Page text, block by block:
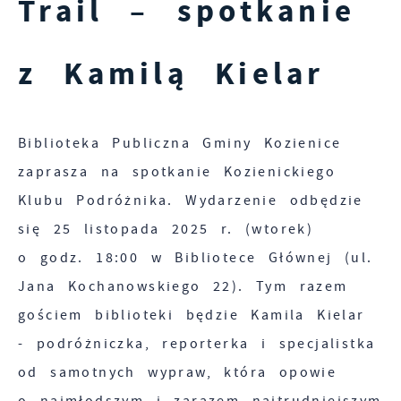
Trail – spotkanie
z Kamilą Kielar
Biblioteka Publiczna Gminy Kozienice
zaprasza na spotkanie Kozienickiego
Klubu Podróżnika. Wydarzenie odbędzie
się 25 listopada 2025 r. (wtorek)
o godz. 18:00 w Bibliotece Głównej (ul.
Jana Kochanowskiego 22). Tym razem
gościem biblioteki będzie Kamila Kielar
- podróżniczka, reporterka i specjalistka
od samotnych wypraw, która opowie
korzystanie z oferowanych przez nas usług.
Pliki cookies odpowiadają na podejmowane
prywatności, logowania czy wypełniania
formularzy. Dzięki plikom cookies strona, z
której korzystasz, może działać bez zakłóceń.
Zapoznaj się zPOLITYKĄ PRYWATNOŚCI I
PLIKÓW COOKIES.
Więcej
Funkcjonalne i personalizacyjne
Tego typu pliki cookies umożliwiają stronie
internetowej zapamiętanie wprowadzonych
przez Ciebie ustawień oraz personalizację
określonych funkcjonalności czy
prezentowanych treści.
Dzięki tym plikom cookies możemy zapewnić
Ci większy komfort korzystania z
funkcjonalności naszej strony poprzez
Więcej